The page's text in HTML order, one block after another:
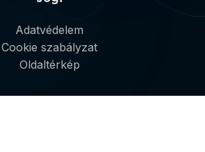
Adatvédelem
Cookie szabályzat
Oldaltérkép